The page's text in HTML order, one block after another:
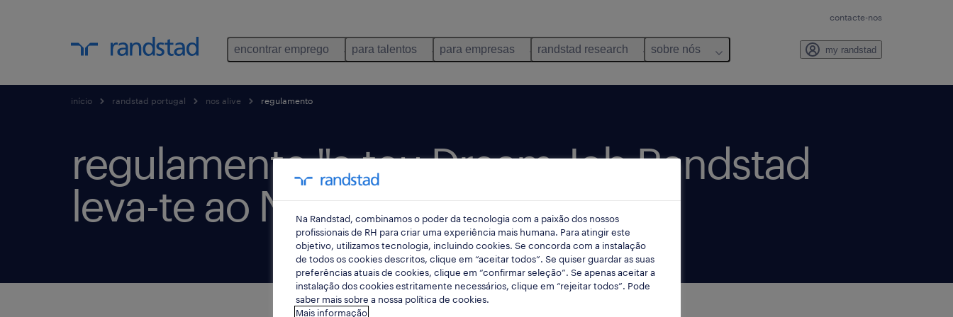
contacte-nos
encontrar emprego para talentos para empresas randstad research sobre nós my randstad
início randstad portugal nos alive regulamento
regulamento "o teu Dream Job Randstad
leva-te ao NOS Alive"Na Randstad, combinamos o poder da tecnologia com a paixão dos nossos
profissionais de RH para criar uma experiência mais humana. Para atingir este
objetivo, utilizamos tecnologia, incluindo cookies. Se concorda com a instalação
de todos os cookies descritos, clique em “aceitar todos”. Se quiser guardar as suas
preferências atuais de cookies, clique em “confirmar seleção”. Se apenas aceitar a
instalação dos cookies estritamente necessários, clique em “rejeitar todos”. Pode
saber mais sobre a nossa política de cookies.
Mais informação